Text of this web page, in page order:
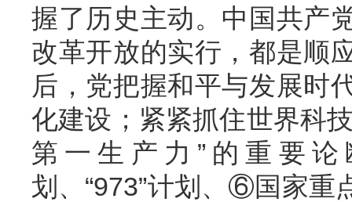
握了历史主动。中国共产
改革开放的实行，都是顺
后，党把握和平与发展时
化建设；紧紧抓住世界科
第一生产力”的重要论
划、“973”计划、⑥国家重